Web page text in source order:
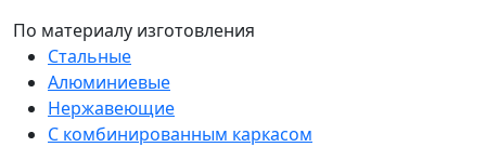
По материалу изготовления
Стальные
Алюминиевые
Нержавеющие
С комбинированным каркасом